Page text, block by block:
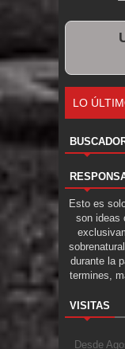
LO
Esto es
son ideas
durante la
termines,
VISITAS
Desde